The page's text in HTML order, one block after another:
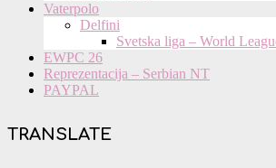
Vaterpolo
Delfini
Svetska liga – World
EWPC 26
Reprezentacija – Serbian NT
PAYPAL
TRANSLATE